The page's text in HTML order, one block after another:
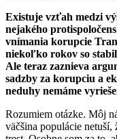
Existuje vzťah medzi
nejakého
vnímania korupcie
niekoľko rokov so
Ale teraz zaznieva
sadzby za korupciu a
neduhy nemáme
Rozumiem otázke. Môj
väčšina populácie